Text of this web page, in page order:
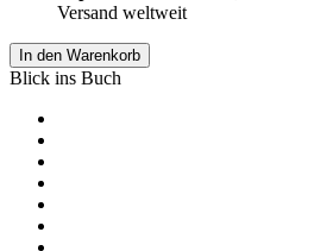
Versand weltweit
In den Warenkorb
Blick ins Buch